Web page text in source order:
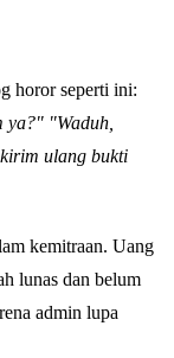
horor seperti ini:
ya?" "Waduh,
ulang bukti
kemitraan. Uang
lunas dan belum
admin lupa